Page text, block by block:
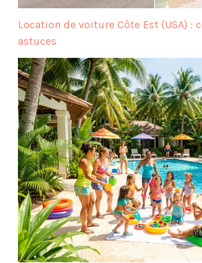
Location de voiture Côte Est (USA) :
astuces